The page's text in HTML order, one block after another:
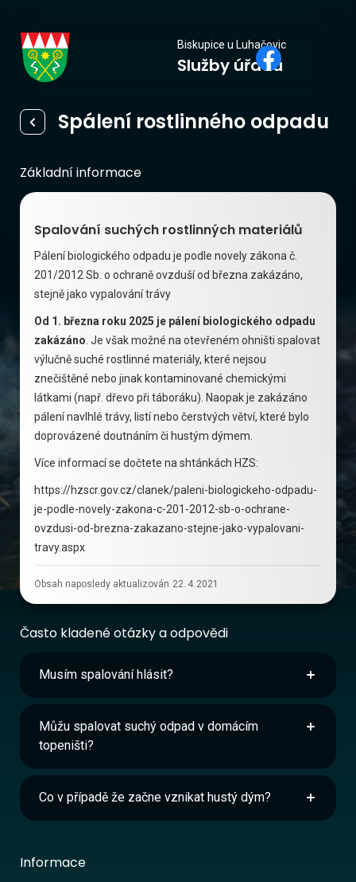
Biskupice u Luhačovic
Služby úřadu
Spálení rostlinného odpadu
Základní informace
Spalování suchých rostlinných materiálů
Pálení biologického odpadu je podle novely zákona č.
201/2012 Sb. o ochraně ovzduší od března zakázáno,
stejně jako vypalování trávy
Od 1. března roku 2025 je pálení biologického odpadu
zakázáno . Je však možné na otevřeném ohništi spalovat
výlučně suché rostlinné materiály, které nejsou
znečištěné nebo jinak kontaminované chemickými
látkami (např. dřevo při táboráku). Naopak je zakázáno
pálení navlhlé trávy, listí nebo čerstvých větví, které bylo
doprovázené doutnáním či hustým dýmem.
Více informací se dočtete na shtánkách HZS:
https://hzscr.gov.cz/clanek/paleni-biologickeho-odpadu-
je-podle-novely-zakona-c-201-2012-sb-o-ochrane-
ovzdusi-od-brezna-zakazano-stejne-jako-vypalovani-
travy.aspx
Obsah naposledy aktualizován 22. 4. 2021
Často kladené otázky a odpovědi
Musím spalování hlásit?
Můžu spalovat suchý odpad v domácím
topeništi?
Co v případě že začne vznikat hustý dým?
Informace